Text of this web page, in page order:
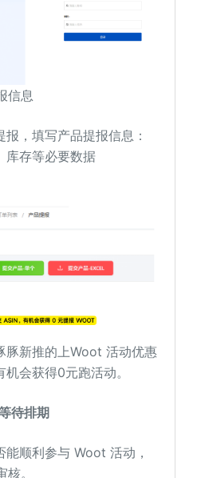
信息
，填写产品提报信息：
库存等必要数据
豚新推的上Woot 活动优惠
会获得0元跑活动。
待排期
顺利参与 Woot 活动，
。